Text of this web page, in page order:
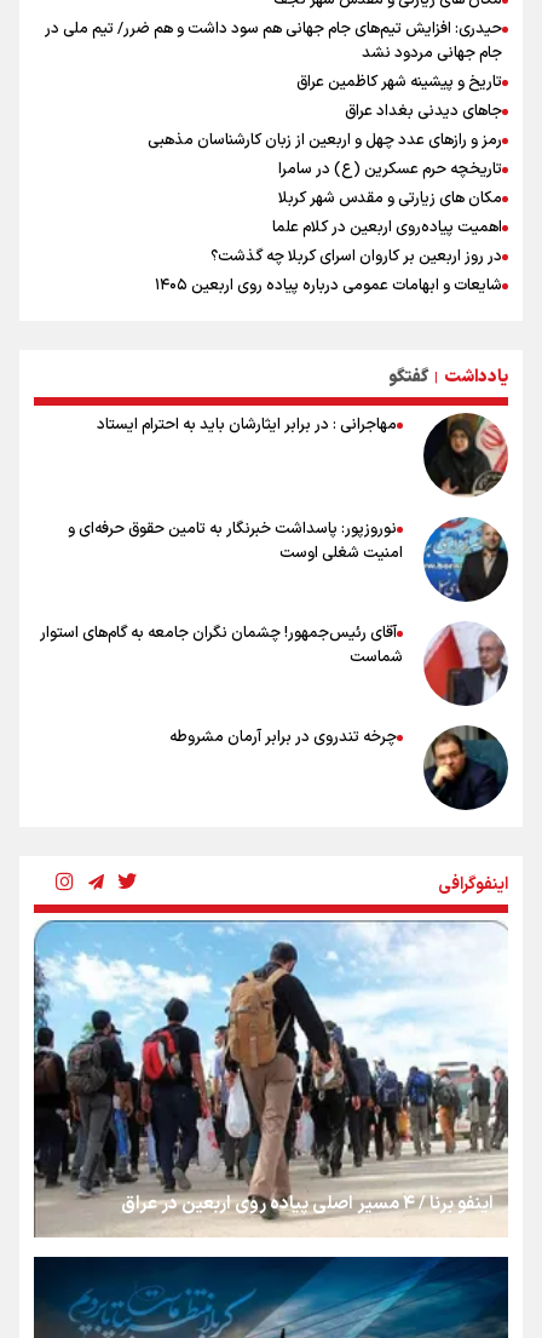
حیدری: افزایش تیم‌های جام جهانی هم سود داشت و هم ضرر/ تیم ملی در
جام جهانی مردود نشد
تاریخ و پیشینه شهر کاظمین عراق
جاهای دیدنی بغداد عراق
رمز و رازهای عدد چهل و اربعین از زبان کارشناسان مذهبی
تاریخچه حرم عسکرین (ع) در سامرا
مکان های زیارتی و مقدس شهر کربلا
اهمیت پیاده‌روی اربعین در کلام علما
در روز اربعین بر کاروان اسرای کربلا چه گذشت؟
شایعات و ابهامات عمومی درباره پیاده روی اربعین ۱۴۰۵
وجه تسمیه و علت نامگذاری شهر کاظمین
وجه تسمیه و علت نامگذاری شهر نجف
یادداشت | گفتگو
مهاجرانی : در برابر ایثارشان باید به احترام ایستاد
نوروزپور: پاسداشت خبرنگار به تامین حقوق حرفه‌ای و
امنیت شغلی اوست
آقای رئیس‌جمهور! چشمان نگران جامعه به گام‌های استوار
شماست
چرخه تندروی در برابر آرمان مشروطه
«هورامان»؛ میراثی که جهان را شیفته کرد
شکستگیِ بزرگ؛ روایتِ یک استخوان، یک نسل، یک توهم!
رسانه ملی و حق مردم برای شنیدن صدای رئیس‌جمهوری
روایت ایران از کنار مردم
اینفوگرافی
اینفو برنا / ۴ مسیر اصلی پیاده روی اربعین در عراق